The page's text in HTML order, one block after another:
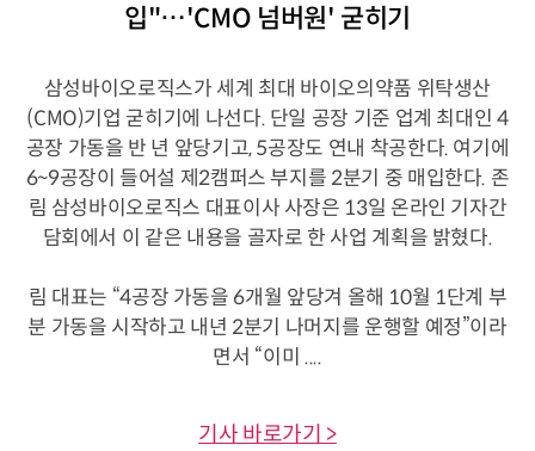
입"…'CMO 넘버원' 굳히기
삼성바이오로직스가 세계 최대 바이오의약품 위탁생산
(CMO)기업 굳히기에 나선다. 단일 공장 기준 업계 최대인 4
공장 가동을 반 년 앞당기고, 5공장도 연내 착공한다. 여기에
6~9공장이 들어설 제2캠퍼스 부지를 2분기 중 매입한다. 존
림 삼성바이오로직스 대표이사 사장은 13일 온라인 기자간
담회에서 이 같은 내용을 골자로 한 사업 계획을 밝혔다.
림 대표는 “4공장 가동을 6개월 앞당겨 올해 10월 1단계 부
분 가동을 시작하고 내년 2분기 나머지를 운행할 예정”이라
면서 “이미 ....
기사 바로가기 >